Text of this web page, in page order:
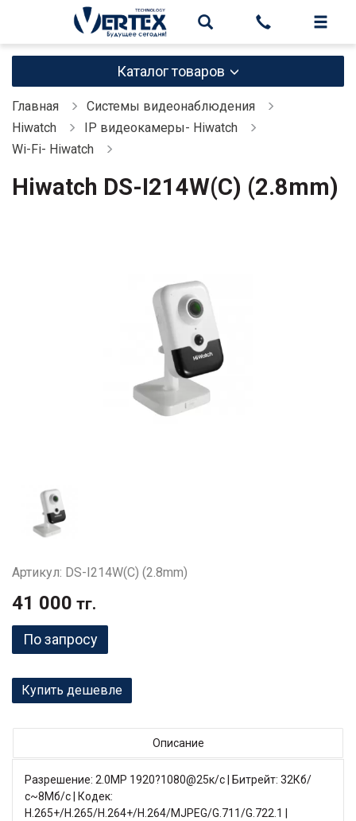
Каталог товаров
Главная
Системы видеонаблюдения
Hiwatch
IP видеокамеры- Hiwatch
Wi-Fi- Hiwatch
Hiwatch DS-I214W(C) (2.8mm)
Артикул: DS-I214W(C) (2.8mm)
41 000 тг.
По запросу
Купить дешевле
Описание
Разрешение: 2.0МР 1920?1080@25к/с | Битрейт: 32Кб/
с~8Мб/с | Кодек:
H.265+/H.265/H.264+/H.264/MJPEG/G.711/G.722.1 |